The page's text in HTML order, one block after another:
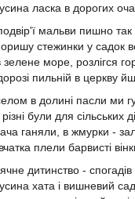
ласка в дорогих
мальви пишно так
стежинки у садок
море, розлігся
пильній в церкву
в долині пасли ми
різні були для сільських
ганяли, в жмурки -
плели барвисті
дитинство - спогадів
хата і вишневий